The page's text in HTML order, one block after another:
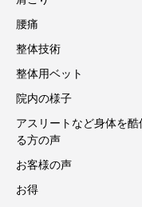
腰痛
整体技術
整体用ベット
院内の様子
アスリートなど身体を酷
る方の声
お客様の声
お得